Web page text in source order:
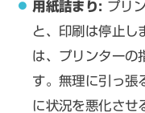
用紙詰まり: プリ
と、印刷は停止し
は、プリンターの
す。無理に引っ張
に状況を悪化させ